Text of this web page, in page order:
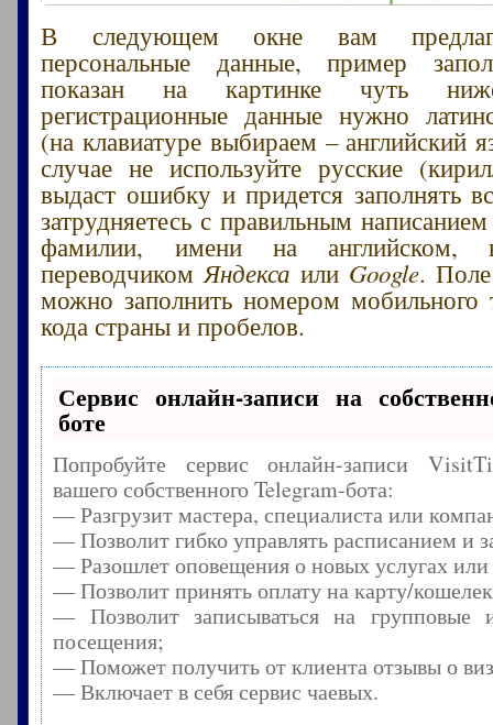
В следующем окне вам
персональные данные, пример
показан на картинке чуть
регистрационные данные нужно
(на клавиатуре выбираем – английский
случае не используйте русские
выдаст ошибку и придется заполнять
затрудняетесь с правильным
фамилии, имени на английском,
переводчикомЯндекса или Google.
можно заполнить номером мобильного
кода страны и пробелов.
Сервис онлайн-записи на
боте
Попробуйте сервис онлайн-записи
вашего собственного Telegram-бота:
— Разгрузит мастера, специалиста или
— Позволит гибко управлять расписанием и
— Разошлет оповещения о новых услугах
— Позволит принять оплату на карту/
— Позволит записываться на групповые
посещения;
— Поможет получить от клиента отзывы о
— Включает в себя сервис чаевых.